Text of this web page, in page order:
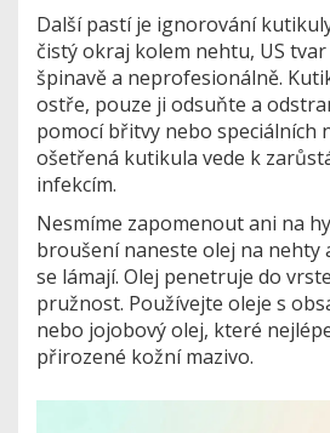
Další pastí je ignorování
čistý okraj kolem nehtu, US
špinavě a neprofesionálně.
ostře, pouze ji odsuňte a
pomocí břitvy nebo speciálních
ošetřená kutikula vede k
infekcím.
Nesmíme zapomenout ani na
broušení naneste olej na nehty
se lámají. Olej penetruje do
pružnost. Používejte oleje s
nebo jojobový olej, které
přirozené kožní mazivo.